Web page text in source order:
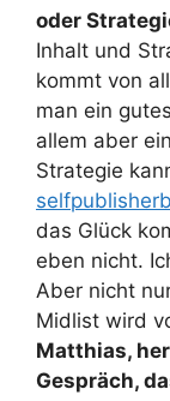
oder
Inhalt und
kommt von
man ein
allem aber
Strategie
das Glück
eben nicht.
Aber nicht
Midlist wird
Matthias,
Gespräch,